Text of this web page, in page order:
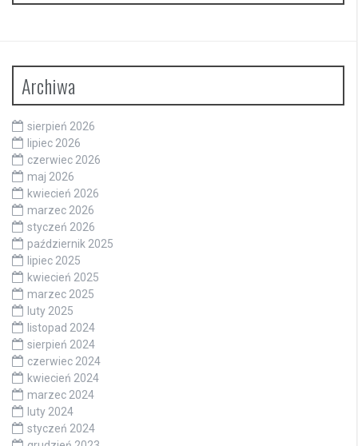
Archiwa
sierpień 2026
lipiec 2026
czerwiec 2026
maj 2026
kwiecień 2026
marzec 2026
styczeń 2026
październik 2025
lipiec 2025
kwiecień 2025
marzec 2025
luty 2025
listopad 2024
sierpień 2024
czerwiec 2024
kwiecień 2024
marzec 2024
luty 2024
styczeń 2024